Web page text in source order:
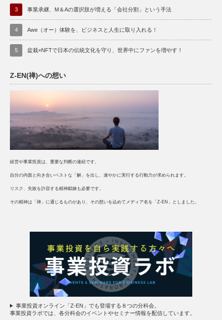
3 事業承継、M＆Aの選択肢が増える「会社分割」という手法
4 Awe（オー）体験を、ビジネスと人生に取り入れる！
5 盆栽×NFTで日本の伝統文化を守り、世界中にファンを増やす！
Z-EN(禅)への想い
経営や事業投資は、重要な判断の連続です。
自分の内面と向き合いベストな「解」を出し、速やかに実行する行動力が求められます。
リスク、失敗を許容する精神鍛錬も必要です。
その精神は「禅」に通じるものがあり、その想いを込めてメディア名を「Z-EN」としました。
事業投資オンライン「Z-EN」でも登場する８つの分科会。
事業投資ラボでは、各分科会のイベントやセミナー情報を配信しています。